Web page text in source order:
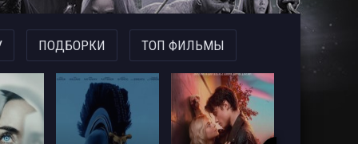
ПОДБОРКИ ТОП ФИЛЬМЫ